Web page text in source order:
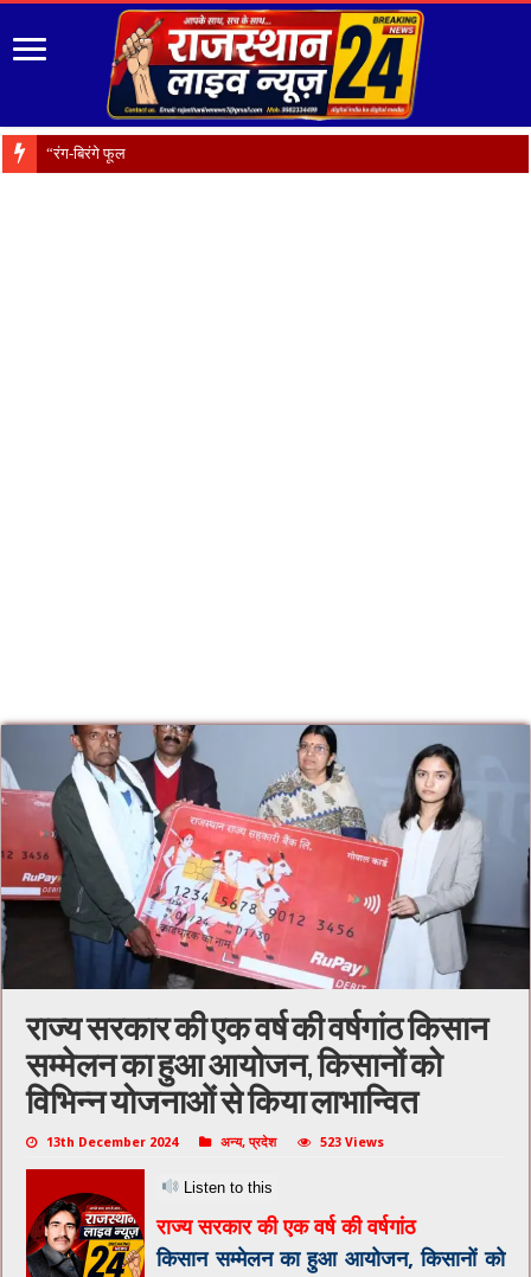
“रंग-बिरंगे फूल हैं प्रकृति का श्रृंग
राज्य सरकार की एक वर्ष की वर्षगांठ किसान
सम्मेलन का हुआ आयोजन, किसानों को
विभिन्न योजनाओं से किया लाभान्वित
13th December 2024 अन्य,प्रदेश 523 Views
Listen to this
राज्य सरकार की एक वर्ष की वर्षगांठ
किसान सम्मेलन का हुआ आयोजन, किसानों को